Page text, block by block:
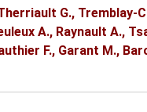
G., Tremblay-
A., Raynault A.,
F., Garant M.,